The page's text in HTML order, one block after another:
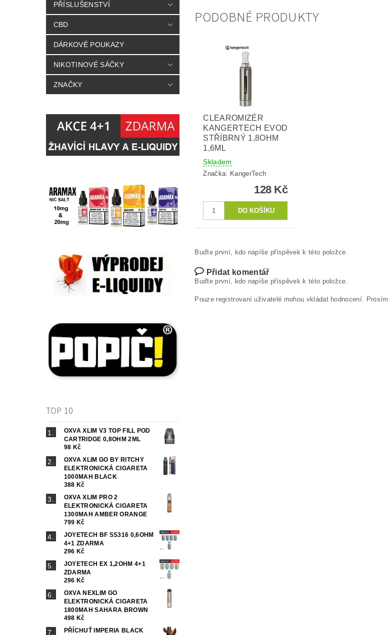
PŘÍSLUŠENSTVÍ
CBD
DÁRKOVÉ POUKAZY
NIKOTINOVÉ SÁČKY
ZNAČKY
TOP 10
OXVA XLIM V3 TOP FILL POD
CARTRIDGE 0,8OHM 2ML
98 Kč
OXVA XLIM GO BY RITCHY
ELEKTRONICKÁ CIGARETA
1000MAH BLACK
388 Kč
OXVA XLIM PRO 2
ELEKTRONICKÁ CIGARETA
1300MAH AMBER ORANGE
799 Kč
JOYETECH BF SS316 0,6OHM
4+1 ZDARMA
296 Kč
JOYETECH EX 1,2OHM 4+1
ZDARMA
296 Kč
OXVA NEXLIM GO
ELEKTRONICKÁ CIGARETA
1800MAH SAHARA BROWN
498 Kč
PŘÍCHUŤ IMPERIA BLACK
PODOBNÉ PRODUKTY
CLEAROMIZÉR
KANGERTECH EVOD
STŘÍBRNÝ 1,8OHM
1,6ML
Skladem
Značka: KangerTech
128 Kč
Buďte první, kdo napíše příspěvek k této položce.
Přidat komentář
Buďte první, kdo napíše příspěvek k této položce.
Pouze registrovaní uživatelé mohou vkládat hodnocení. Prosím